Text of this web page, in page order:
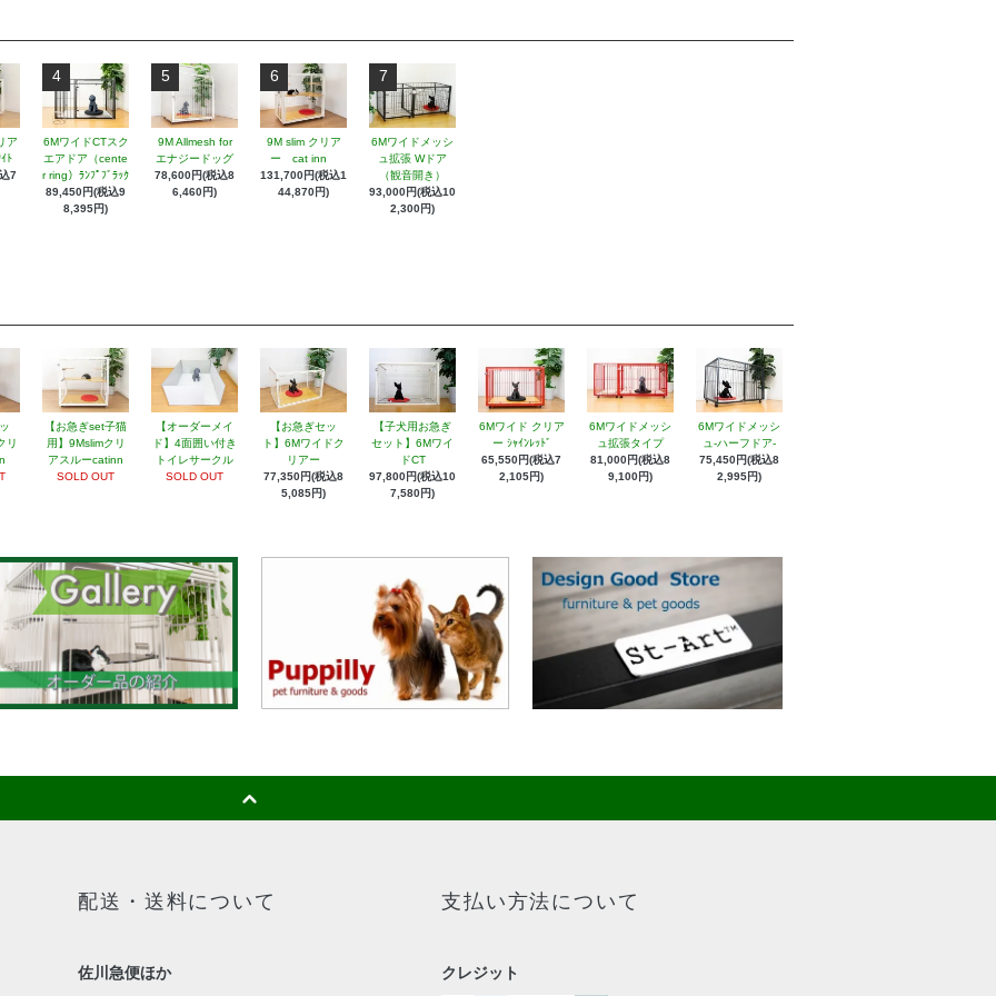
ア
ﾄ
7
4
6MワイドCTスク
エアドア（cente
r ring）ﾗﾝﾌﾟﾌﾞﾗｯｸ
89,450円(税込9
8,395円)
5
9M Allmesh for
エナジードッグ
78,600円(税込8
6,460円)
6
9M slim クリア
ー cat inn
131,700円(税込1
44,870円)
7
6Mワイドメッシ
ュ拡張 Wドア
（観音開き）
93,000円(税込10
2,300円)
リ
【お急ぎset子猫
用】9Mslimクリ
アスルーcatinn
SOLD OUT
【オーダーメイ
ド】4面囲い付き
トイレサークル
SOLD OUT
【お急ぎセッ
ト】6Mワイドク
リアー
77,350円(税込8
5,085円)
【子犬用お急ぎ
セット】6Mワイ
ドCT
97,800円(税込10
7,580円)
6Mワイド クリア
ー ｼｬｲﾝﾚｯﾄﾞ
65,550円(税込7
2,105円)
6Mワイドメッシ
ュ拡張タイプ
81,000円(税込8
9,100円)
6Mワイドメッシ
ュ-ハーフドア-
75,450円(税込8
2,995円)
配送・送料について
佐川急便ほか
支払い方法について
クレジット